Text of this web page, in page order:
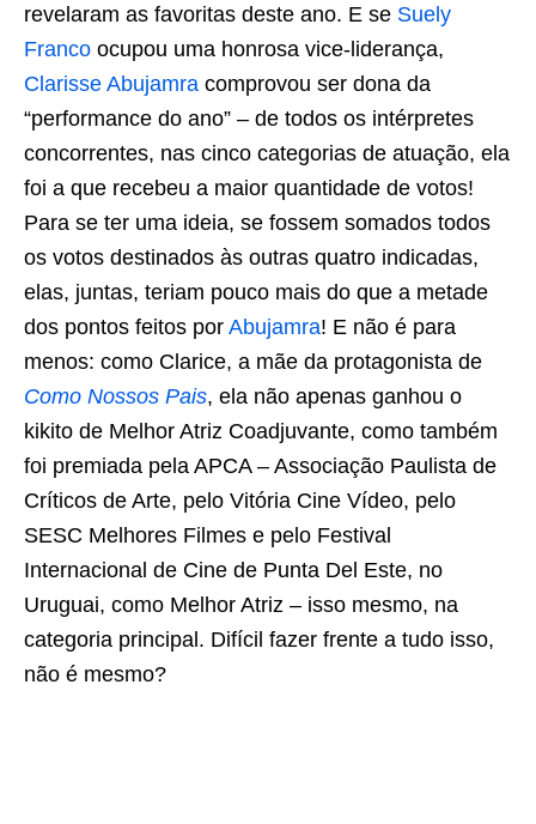
revelaram as favoritas deste ano. E se Suely
Franco ocupou uma honrosa vice-liderança,
Clarisse Abujamra comprovou ser dona da
“performance do ano” – de todos os intérpretes
concorrentes, nas cinco categorias de atuação, ela
foi a que recebeu a maior quantidade de votos!
Para se ter uma ideia, se fossem somados todos
os votos destinados às outras quatro indicadas,
elas, juntas, teriam pouco mais do que a metade
dos pontos feitos por Abujamra! E não é para
menos: como Clarice, a mãe da protagonista de
Como Nossos Pais, ela não apenas ganhou o
kikito de Melhor Atriz Coadjuvante, como também
foi premiada pela APCA – Associação Paulista de
Críticos de Arte, pelo Vitória Cine Vídeo, pelo
SESC Melhores Filmes e pelo Festival
Internacional de Cine de Punta Del Este, no
Uruguai, como Melhor Atriz – isso mesmo, na
categoria principal. Difícil fazer frente a tudo isso,
não é mesmo?